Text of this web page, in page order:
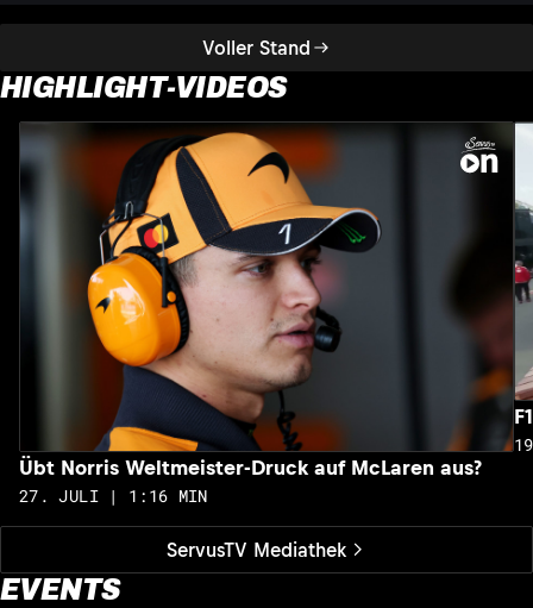
Voller Stand
HIGHLIGHT-VIDEOS
ServusTV Mediathek
Übt Norris Weltmeister-Druck auf McLaren aus?
27. JULI | 1:16 MIN
EVENTS